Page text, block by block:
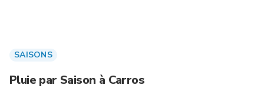
SAISONS
Pluie par Saison à Carros